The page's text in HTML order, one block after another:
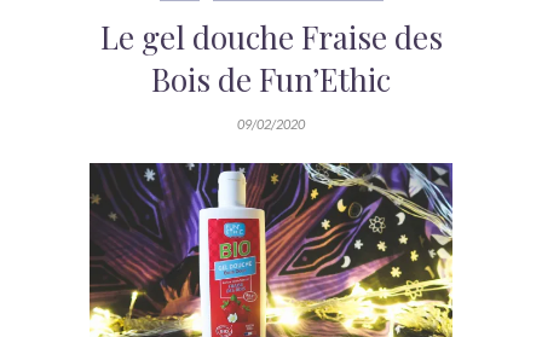
Le gel douche Fraise des
Bois de Fun’Ethic
09/02/2020